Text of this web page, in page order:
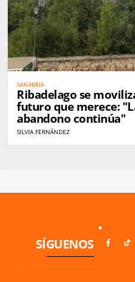
SANABRIA
Ribadelago se
futuro que merece:
abandono continúa"
SILVIA FERNÁNDEZ
SÍGUENOS